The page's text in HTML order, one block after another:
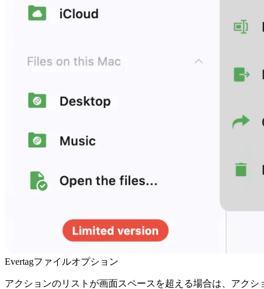
Evertagファイルオプション
アクションのリストが画面スペースを超える場合は、アクシ